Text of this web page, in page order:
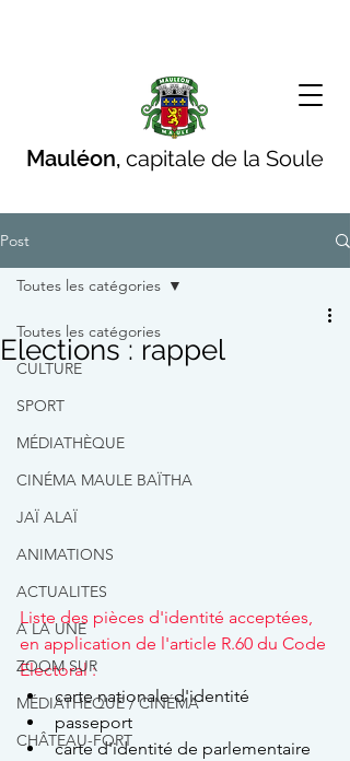
Mauléon, capitale de la Soule
Post
Toutes les catégories
CULTURE
SPORT
MÉDIATHÈQUE
CINÉMA MAULE BAÏTHA
JAÏ ALAÏ
ANIMATIONS
ACTUALITES
A LA UNE
ZOOM SUR
MÉDIATHÈQUE / CINÉMA
CHÂTEAU-FORT
Toutes les catégories
Elections : rappel
Liste des pièces d'identité acceptées,
en application de l'article R.60 du Code
Electoral :
carte nationale d'identité
passeport
carte d'identité de parlementaire